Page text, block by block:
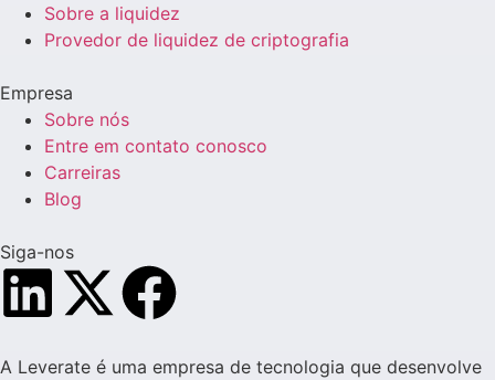
Sobre a liquidez
Provedor de liquidez de criptografia
Empresa
Sobre nós
Entre em contato conosco
Carreiras
Blog
Siga-nos
A Leverate é uma empresa de tecnologia que desenvolve